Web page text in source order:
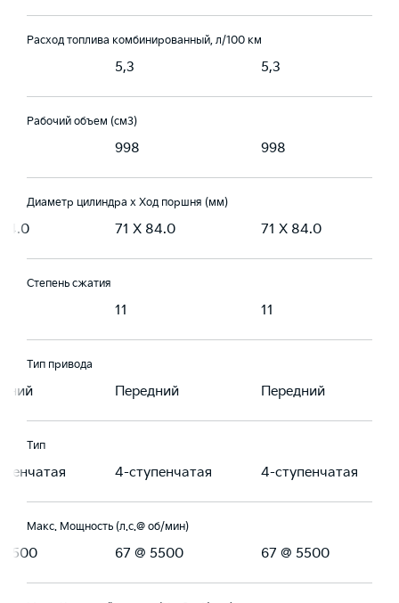
Расход топлива комбинированный, л/100 км
5,3 5,3
Рабочий объем (см3)
998 998
Диаметр цилиндра х Ход поршня (мм)
71 X 84.0 71 X 84.0
Степень сжатия
11 11
Тип привода
Передний Передний
Тип
4-ступенчатая 4-ступенчатая
Макс. Мощность (л.с.@ об/мин)
5500 67 @ 5500 67 @ 5500